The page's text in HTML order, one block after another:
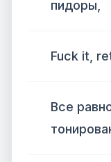
пидоры,
Fuck it,
Все